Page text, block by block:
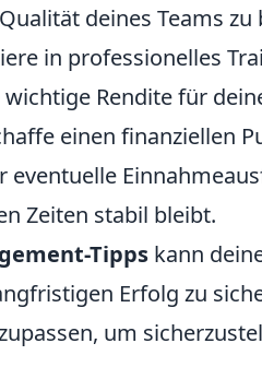
deines Teams
in professionelles
Rendite für
einen finanziellen
Zeiten stabil bleibt.
Tipps kann
Erfolg zu
um